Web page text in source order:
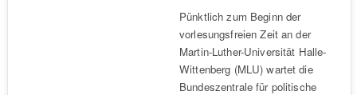
Pünktlich zum Beginn der
vorlesungsfreien Zeit an der
Martin-Luther-Universität Halle-
Wittenberg (MLU) wartet die
Bundeszentrale für politische